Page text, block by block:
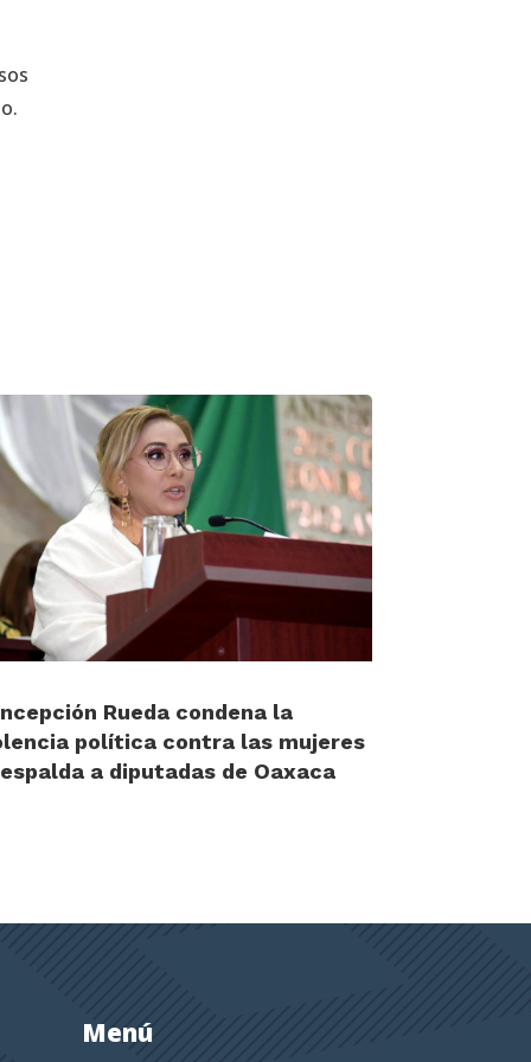
Rueda condena la
política contra las mujeres
a diputadas de Oaxaca
Menú